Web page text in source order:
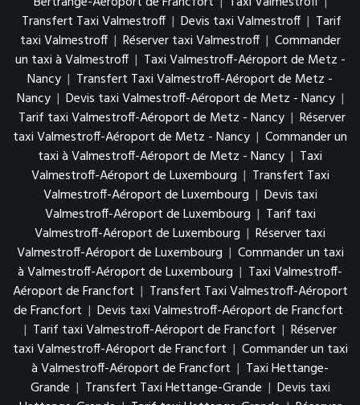
Transfert Taxi Valmestroff | Devis taxi Valmestroff | Tarif
taxi Valmestroff | Réserver taxi Valmestroff | Commander
un taxi à Valmestroff | Taxi Valmestroff-Aéroport de Metz -
Nancy | Transfert Taxi Valmestroff-Aéroport de Metz -
Nancy | Devis taxi Valmestroff-Aéroport de Metz - Nancy |
Tarif taxi Valmestroff-Aéroport de Metz - Nancy | Réserver
taxi Valmestroff-Aéroport de Metz - Nancy | Commander un
taxi à Valmestroff-Aéroport de Metz - Nancy | Taxi
Valmestroff-Aéroport de Luxembourg | Transfert Taxi
Valmestroff-Aéroport de Luxembourg | Devis taxi
Valmestroff-Aéroport de Luxembourg | Tarif taxi
Valmestroff-Aéroport de Luxembourg | Réserver taxi
Valmestroff-Aéroport de Luxembourg | Commander un taxi
à Valmestroff-Aéroport de Luxembourg | Taxi Valmestroff-
Aéroport de Francfort | Transfert Taxi Valmestroff-Aéroport
de Francfort | Devis taxi Valmestroff-Aéroport de Francfort
| Tarif taxi Valmestroff-Aéroport de Francfort | Réserver
taxi Valmestroff-Aéroport de Francfort | Commander un taxi
à Valmestroff-Aéroport de Francfort | Taxi Hettange-
Grande | Transfert Taxi Hettange-Grande | Devis taxi